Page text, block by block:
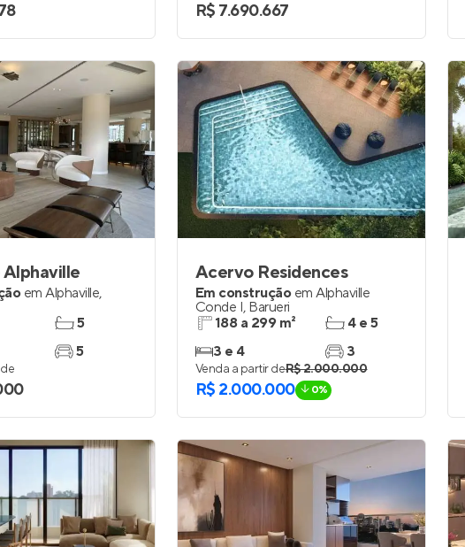
R$ 7.690.667
em Alphaville,
5
5
Acervo Residences
Em construção em Alphaville
Conde I, Barueri
188 a 299 m²
3 e 4
4 e 5
3
Venda a partir deR$ 2.000.000
R$ 2.000.000 0%